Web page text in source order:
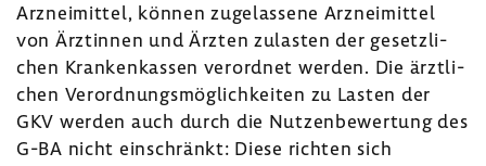
Arzneimittel, können zuge­las­sene Arznei­mittel
von Ärztinnen und Ärzten zulasten der gesetz­li­
chen Kran­ken­kassen verordnet werden. Die ärzt­li­
chen Verord­nungs­mög­lich­keiten zu Lasten der
GKV werden auch durch die Nutzen­be­wer­tung des
G-BA nicht einschränkt: Diese richten sich